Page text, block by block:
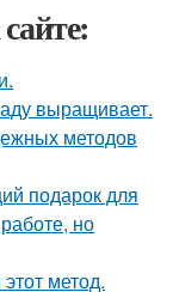
выращивает.
методов
подарок для
но
метод.